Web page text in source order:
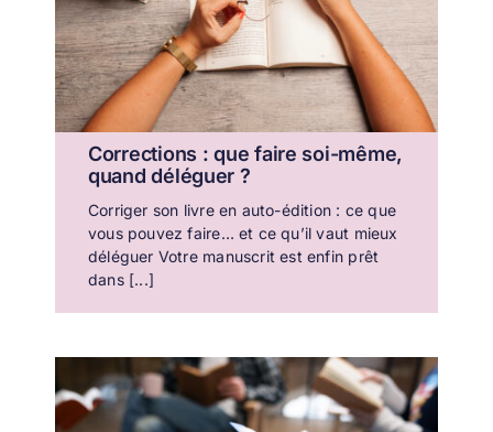
Corrections : que faire soi-même,
quand déléguer ?
Corriger son livre en auto-édition : ce que
vous pouvez faire… et ce qu’il vaut mieux
déléguer Votre manuscrit est enfin prêt
dans [...]